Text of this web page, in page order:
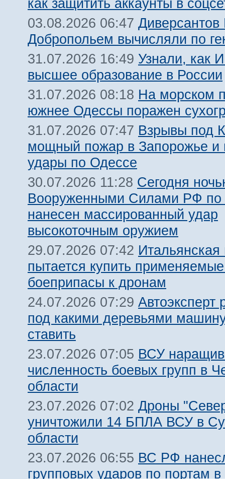
как защитить аккаунты в
03.08.2026 06:47
Добропольем вычисляли по
31.07.2026 16:49 Узнали, как
высшее образование в России
31.07.2026 08:18 На морском
южнее Одессы поражен
31.07.2026 07:47 Взрывы под
мощный пожар в Запорожье и
удары по Одессе
30.07.2026 11:28 Сегодня
Вооруженными Силами РФ по
нанесен массированный удар
высокоточным оружием
29.07.2026 07:42
пытается купить
боеприпасы к дронам
24.07.2026 07:29 Автоэксперт
под какими деревьями
ставить
23.07.2026 07:05 ВСУ
численность боевых групп в
области
23.07.2026 07:02 Дроны
уничтожили 14 БПЛА ВСУ в
области
23.07.2026 06:55 ВС РФ
групповых ударов по портам